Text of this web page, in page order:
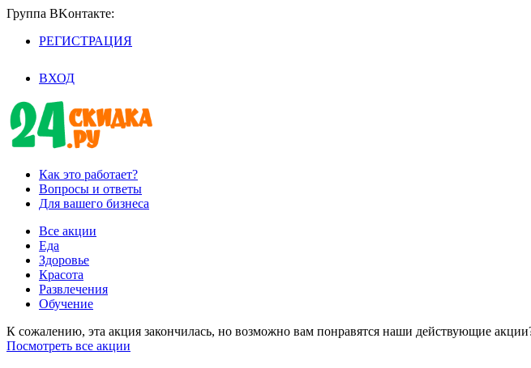
Группа BKoнтaктe:
РЕГИСТРАЦИЯ
ВХОД
Как это работает?
Вопросы и ответы
Для вашего бизнеса
Все акции
Еда
Здоровье
Красота
Развлечения
Обучение
К сожалению, эта акция закончилась, но возможно вам понравятся наши действующие
Посмотреть все акции